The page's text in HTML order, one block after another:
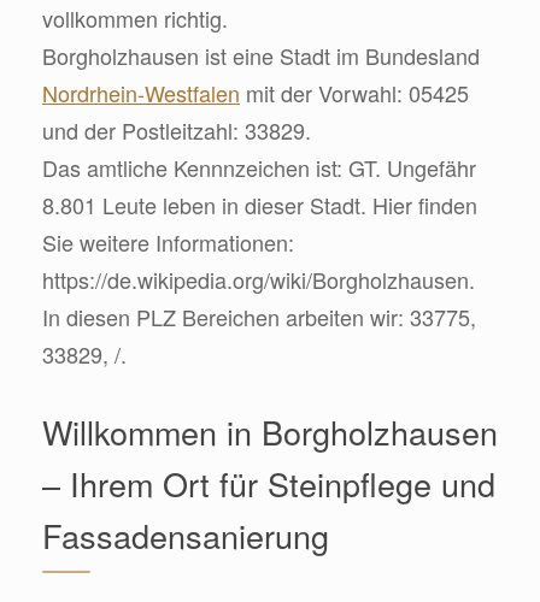
vollkommen richtig.
Borgholzhausen ist eine Stadt im Bundesland
Nordrhein-Westfalen mit der Vorwahl: 05425
und der Postleitzahl: 33829.
Das amtliche Kennnzeichen ist: GT. Ungefähr
8.801 Leute leben in dieser Stadt. Hier finden
Sie weitere Informationen:
https://de.wikipedia.org/wiki/Borgholzhausen.
In diesen PLZ Bereichen arbeiten wir: 33775,
33829, /.
Willkommen in Borgholzhausen
– Ihrem Ort für Steinpflege und
Fassadensanierung